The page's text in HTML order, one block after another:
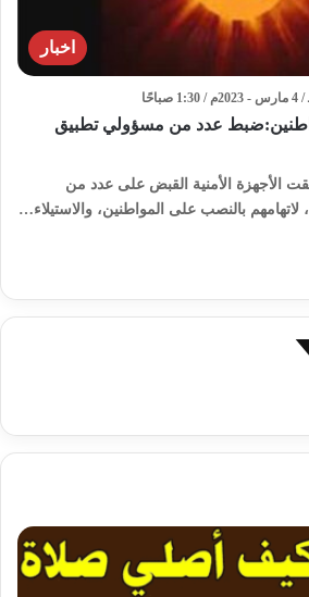
اخبار
عدد من مسؤولي تطبيق
الأجهزة الأمنية القبض على عدد من
بالنصب على المواطنين، والاستيلاء…